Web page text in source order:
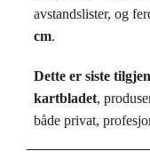
avstandslister, og
cm.
Dette er siste
kartbladet,
både privat,